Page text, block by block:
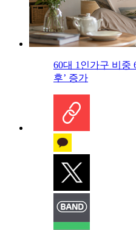
60대 1인가구 비중
후’ 증가